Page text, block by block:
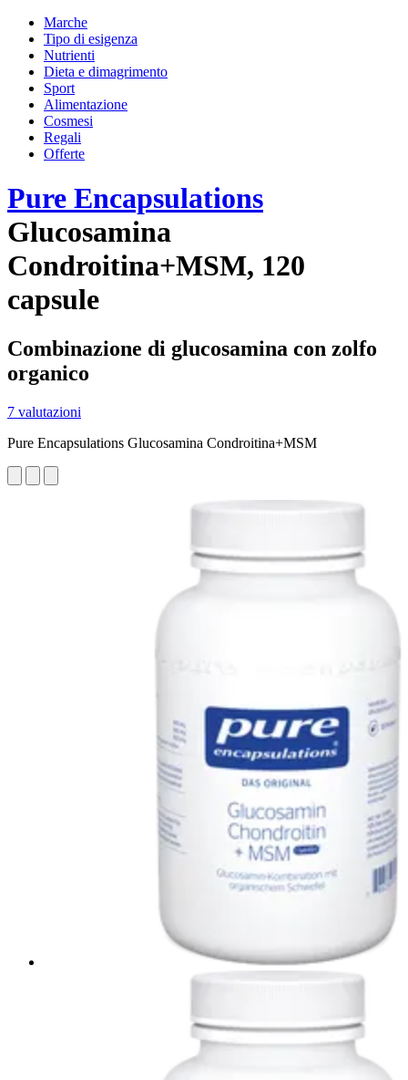
Marche
Tipo di esigenza
Nutrienti
Dieta e dimagrimento
Sport
Alimentazione
Cosmesi
Regali
Offerte
Pure Encapsulations
Glucosamina
Condroitina+MSM, 120
capsule
Combinazione di glucosamina con zolfo
organico
7 valutazioni
Pure Encapsulations Glucosamina Condroitina+MSM